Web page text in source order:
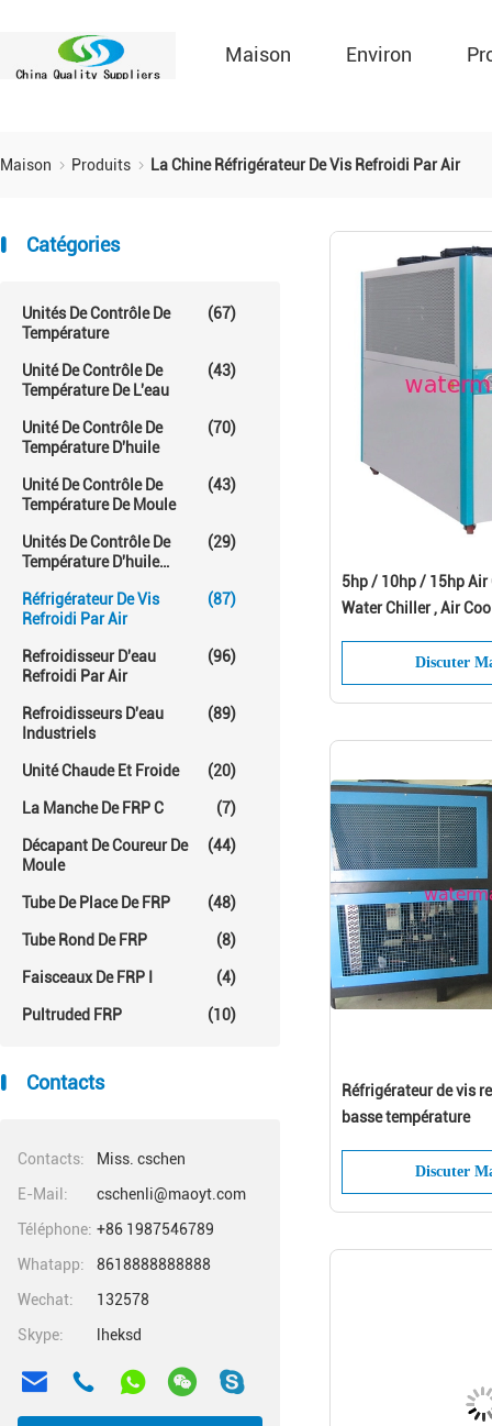
Maison Environ
Maison Produits La Chine Réfrigérateur De Vis Refroidi Par Air
Catégories
Unités De Contrôle De
Température
(67)
Unité De Contrôle De
Température De L'eau
(43)
Unité De Contrôle De
Température D'huile
(70)
Unité De Contrôle De
Température De Moule
(43)
Unités De Contrôle De
Température D'huile
(29)
Réfrigérateur De Vis
Refroidi Par Air
(87)
Refroidisseur D'eau
Refroidi Par Air
(96)
Refroidisseurs D'eau
Industriels
(89)
Unité Chaude Et Froide (20)
La Manche De FRP C (7)
Décapant De Coureur De
Moule
(44)
Tube De Place De FRP (48)
Tube Rond De FRP (8)
Faisceaux De FRP I (4)
Pultruded FRP (10)
Contacts
Contacts:
Miss. cschen
E-Mail:
cschenli@maoyt.com
Téléphone: +86 1987546789
Whatapp:
8618888888888
Wechat:
132578
Skype:
lheksd
5hp / 10hp / 15hp
Water Chiller , Air
Discuter
Réfrigérateur de vis
basse température
Discuter